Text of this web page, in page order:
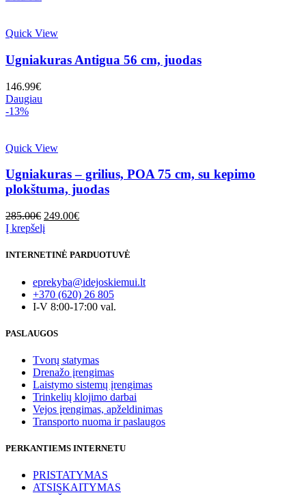
Quick View
Ugniakuras Antigua 56 cm, juodas
146.99€
Daugiau
-13%
Quick View
Ugniakuras – grilius, POA 75 cm, su kepimo
plokštuma, juodas
285.00€ Original
price
285.00€.
249.00€Current
249.00€.
Į krepšelį
INTERNETINĖ PARDUOTUVĖ
eprekyba@idejoskiemui.lt
+370 (620) 26 805
I-V 8:00-17:00 val.
PASLAUGOS
Tvorų statymas
Drenažo įrengimas
Laistymo sistemų įrengimas
Trinkelių klojimo darbai
Vejos įrengimas, apželdinimas
Transporto nuoma ir paslaugos
PERKANTIEMS INTERNETU
PRISTATYMAS
ATSISKAITYMAS